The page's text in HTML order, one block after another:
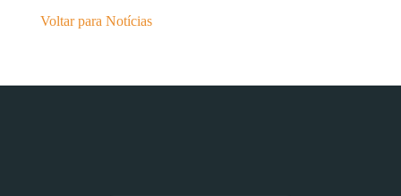
Voltar para Notícias